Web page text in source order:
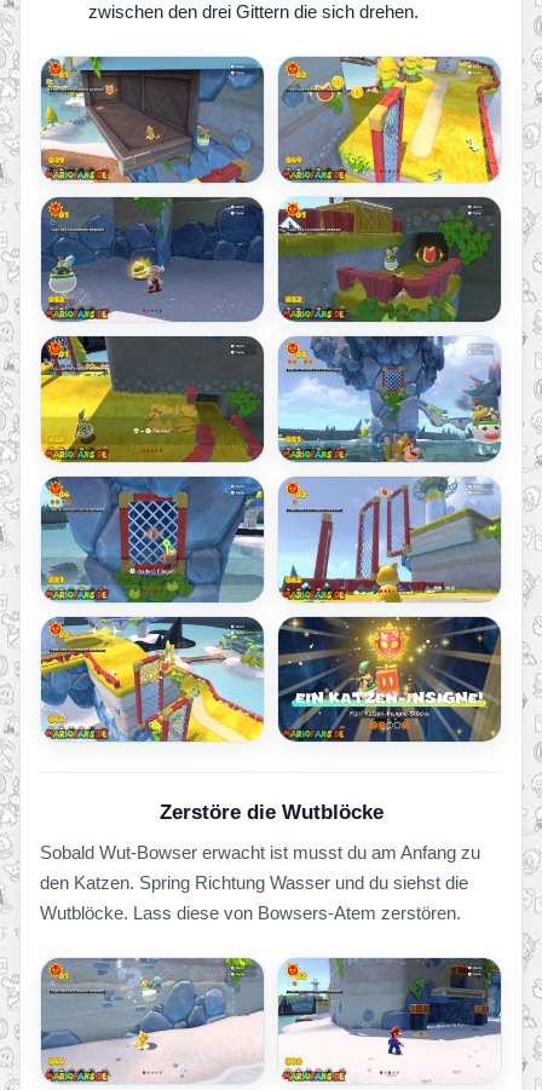
zwischen den drei Gittern die sich drehen.
Zerstöre die Wutblöcke
Sobald Wut-Bowser erwacht ist musst du am Anfang zu
den Katzen. Spring Richtung Wasser und du siehst die
Wutblöcke. Lass diese von Bowsers-Atem zerstören.